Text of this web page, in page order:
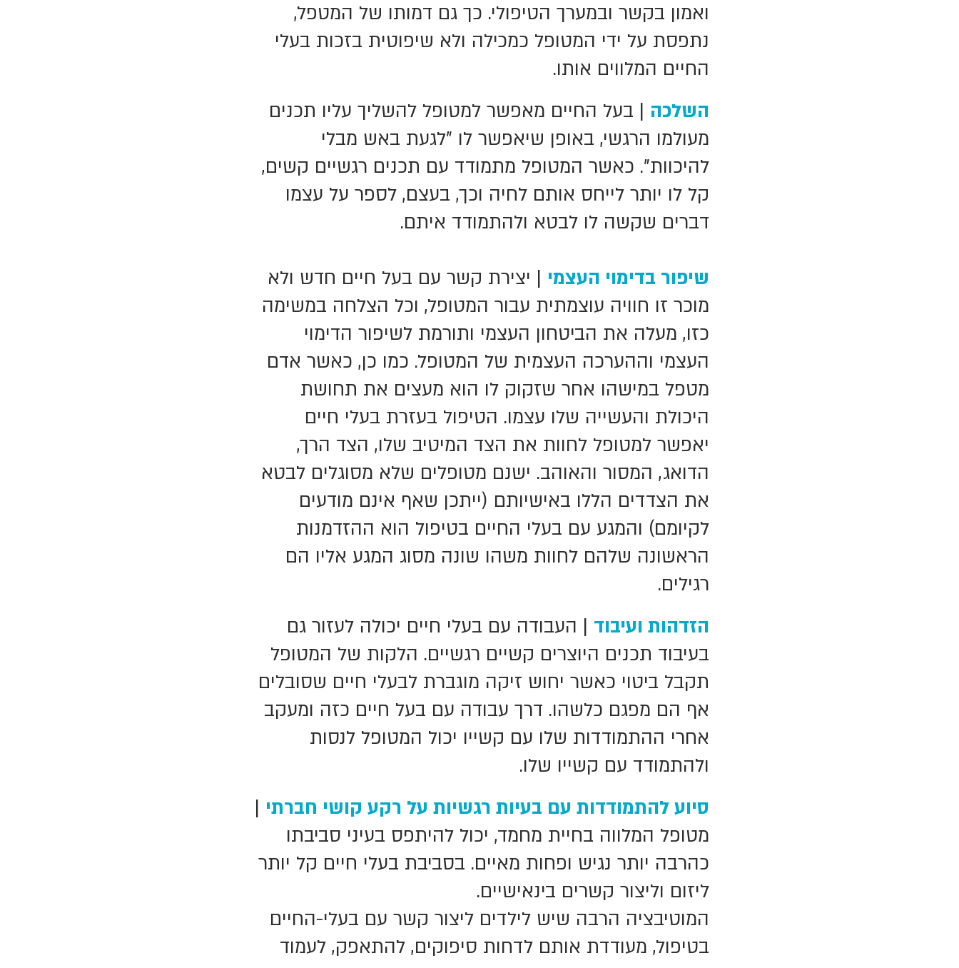
ואמון בקשר ובמערך הטיפולי. כך גם דמותו של המטפל,
נתפסת על ידי המטופל כמכילה ולא שיפוטית בזכות בעלי
החיים המלווים אותו.
השלכה | בעל החיים מאפשר למטופל להשליך עליו תכנים
מעולמו הרגשי, באופן שיאפשר לו "לגעת באש מבלי
להיכוות". כאשר המטופל מתמודד עם תכנים רגשיים קשים,
קל לו יותר לייחס אותם לחיה וכך, בעצם, לספר על עצמו
דברים שקשה לו לבטא ולהתמודד איתם.
שיפור בדימוי העצמי | יצירת קשר עם בעל חיים חדש ולא
מוכר זו חוויה עוצמתית עבור המטופל, וכל הצלחה במשימה
כזו, מעלה את הביטחון העצמי ותורמת לשיפור הדימוי
העצמי וההערכה העצמית של המטופל. כמו כן, כאשר אדם
מטפל במישהו אחר שזקוק לו הוא מעצים את תחושת
היכולת והעשייה שלו עצמו. הטיפול בעזרת בעלי חיים
יאפשר למטופל לחוות את הצד המיטיב שלו, הצד הרך,
הדואג, המסור והאוהב. ישנם מטופלים שלא מסוגלים לבטא
את הצדדים הללו באישיותם (ייתכן שאף אינם מודעים
לקיומם) והמגע עם בעלי החיים בטיפול הוא ההזדמנות
הראשונה שלהם לחוות משהו שונה מסוג המגע אליו הם
רגילים.
הזדהות ועיבוד | העבודה עם בעלי חיים יכולה לעזור גם
בעיבוד תכנים היוצרים קשיים רגשיים. הלקות של המטופל
תקבל ביטוי כאשר יחוש זיקה מוגברת לבעלי חיים שסובלים
אף הם מפגם כלשהו. דרך עבודה עם בעל חיים כזה ומעקב
אחרי ההתמודדות שלו עם קשייו יכול המטופל לנסות
ולהתמודד עם קשייו שלו.
סיוע להתמודדות עם בעיות רגשיות על רקע קושי חברתי |
מטופל המלווה בחיית מחמד, יכול להיתפס בעיני סביבתו
כהרבה יותר נגיש ופחות מאיים. בסביבת בעלי חיים קל יותר
ליזום וליצור קשרים בינאישיים.
המוטיבציה הרבה שיש לילדים ליצור קשר עם בעלי-החיים
בטיפול, מעודדת אותם לדחות סיפוקים, להתאפק, לעמוד